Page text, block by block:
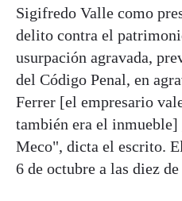
Sigifredo Valle como
delito contra el
usurpación agravada,
del Código Penal, en
Ferrer [el empresario
también era el
Meco", dicta el escrito.
6 de octubre a las diez